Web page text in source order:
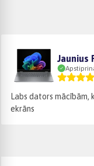
Jaunius
Labs dators mācībām,
ekrāns